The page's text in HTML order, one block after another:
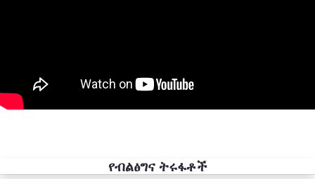
የብልፅግና ትሩፋቶች